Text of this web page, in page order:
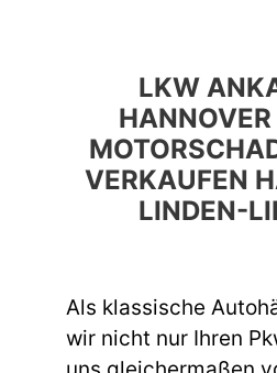
LKW
VERKAUFEN
LINDEN-
Als klassische
wir nicht nur Ihren